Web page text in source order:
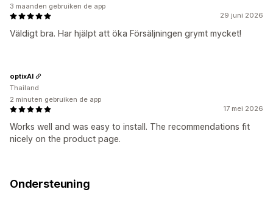
29 juni 2026
Väldigt bra. Har hjälpt att öka Försäljningen grymt mycket!
3 maanden gebruiken de app
17 mei 2026
Works well and was easy to install. The recommendations fit
nicely on the product page.
optixAI
Thailand
2 minuten gebruiken de app
Ondersteuning